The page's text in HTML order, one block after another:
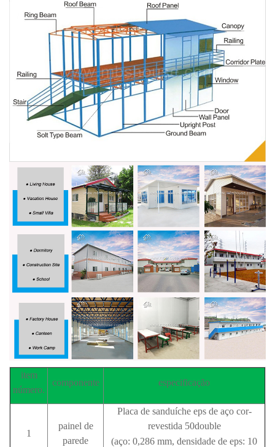
item
número.
componente especificação
1
painel de
parede
Placa de sanduíche eps de aço cor-
revestida 50double
(aço: 0,286 mm, densidade de eps: 10